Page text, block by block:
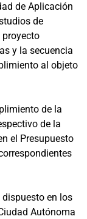
de Aplicación
de
y la secuencia
al objeto
de la
de la
el Presupuesto
en los
Autónoma